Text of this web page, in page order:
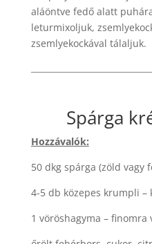
aláöntve fedő alatt
leturmixoljuk,
zsemlyekockával tálaljuk.
Spárga
Hozzávalók:
50 dkg spárga (zöld vagy
4-5 db közepes krumpli –
1 vöröshagyma – finomra